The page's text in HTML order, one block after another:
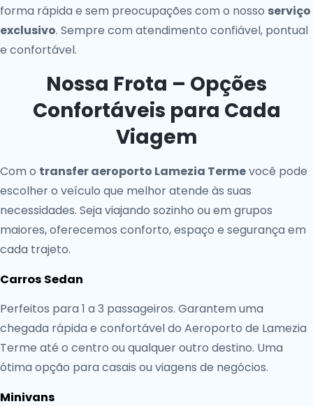
forma rápida e sem preocupações com o nosso serviço
exclusivo. Sempre com atendimento confiável, pontual
e confortável.
Nossa Frota – Opções
Confortáveis para Cada
Viagem
Com o transfer aeroporto Lamezia Termevocê pode
escolher o veículo que melhor atende às suas
necessidades. Seja viajando sozinho ou em grupos
maiores, oferecemos conforto, espaço e segurança em
cada trajeto.
Carros Sedan
Perfeitos para 1 a 3 passageiros. Garantem uma
chegada rápida e confortável do Aeroporto de Lamezia
Terme até o centro ou qualquer outro destino. Uma
ótima opção para casais ou viagens de negócios.
Minivans